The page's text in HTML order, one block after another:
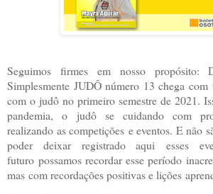
Seguimos firmes em nosso
Simplesmente JUDÔ número 13 chega
com o judô no primeiro semestre de 2021.
pandemia, o judô se cuidando com
realizando as competições e eventos. E não
poder deixar registrado aqui esses
futuro possamos recordar esse período
mas com recordações positivas e lições